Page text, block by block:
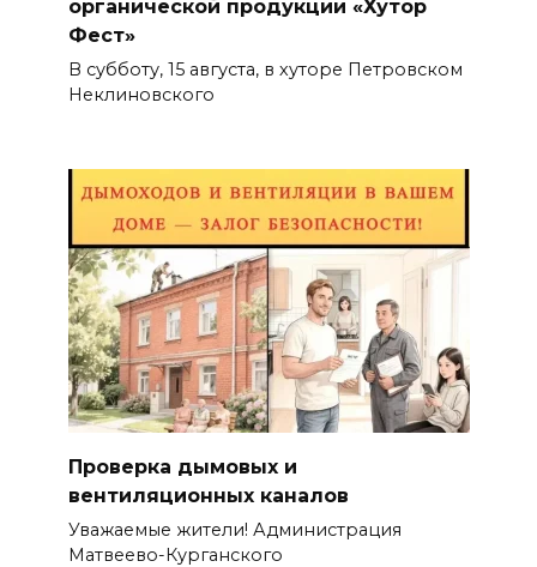
органической продукции «Хутор
Фест»
В субботу, 15 августа, в хуторе Петровском
Неклиновского
Проверка дымовых и
вентиляционных каналов
Уважаемые жители! Администрация
Матвеево-Курганского